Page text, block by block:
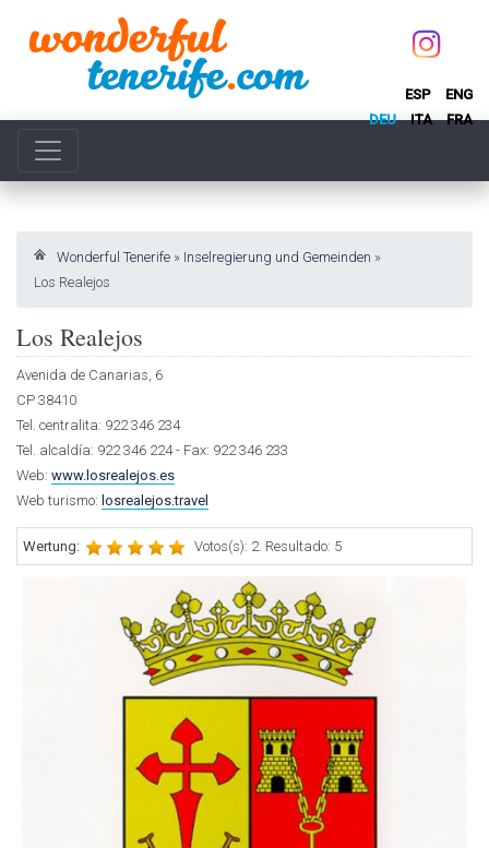
ESP
ENG
DEU
ITA FRA
Wonderful Tenerife » Inselregierung und Gemeinden »
Los Realejos
Los Realejos
Avenida de Canarias, 6
CP 38410
Tel. centralita: 922 346 234
Tel. alcaldía: 922 346 224 - Fax: 922 346 233
Web: www.losrealejos.es
Web turismo: losrealejos.travel
Wertung: Votos(s): 2. Resultado: 5